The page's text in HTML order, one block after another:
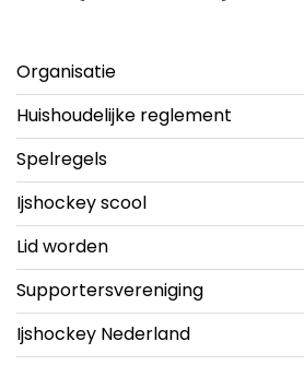
Organisatie
Huishoudelijke reglement
Spelregels
Ijshockey scool
Lid worden
Supportersvereniging
Ijshockey Nederland